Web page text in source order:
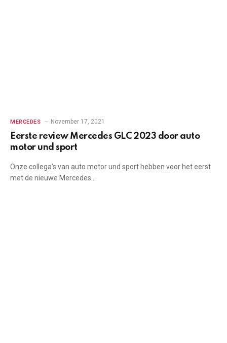
MERCEDES November 17, 2021
Eerste review Mercedes GLC 2023 door auto
motor und sport
Onze collega’s van auto motor und sport hebben voor het eerst
met de nieuwe Mercedes…